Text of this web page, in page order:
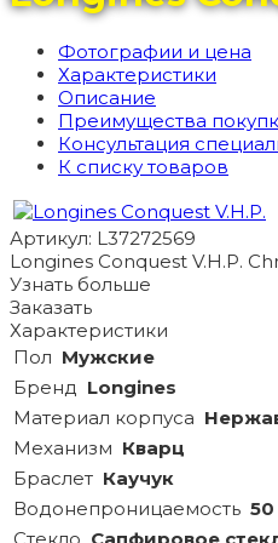
Фотографии и цена
Характеристики
Описание
Преимущества
Консультация
К списку товаров
Артикул: L37272569
Longines Conquest V.H.P.
Узнать больше
Заказать
Характеристики
Пол Мужские
Бренд Longines
Материал корпуса
Механизм Кварц
Браслет Каучук
Водонепроницаемость